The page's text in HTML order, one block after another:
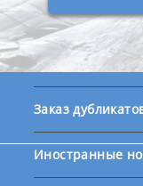
Заказ
Иностранные